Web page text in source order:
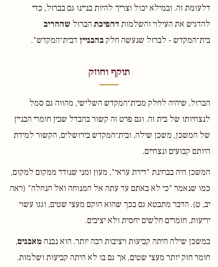
דלעומת זה. ובמילא יכול וצריך להיות בניינו גם בברזל, כדי
להדגיש את העילוי והשלמות דהפיכת הברזל שהחריב
בית־המקדש - לברזל שנעשה חלקבהבניין דבית־המקדש".
תוקף וחוזק
הברזל, שיהיה לחלק מבית־המקדש השלישי, מהווה גם סמל
לנצחיותו של בית זה. וגם פרט זה קשור בהבדל שבין חומרי הבניין
של המשכן, משכן שילה, ובית־המקדש בירושלים, הקשור למידת
היותם קבועים ונצחיים.
המשכן היה בבחינת "דירת עראי", מעון זמני שנודד ממקום למקום,
כמו שנאמר "כי לא באתם עד עתה אל המנוחה ואל הנחלה" (ראה
יב, ט). הדבר מתבטא גם בכך שהוא הוקם מעצי שטים, וגגו עשוי
יריעות, חומרים חלשים יחסית ולא יציבים.
במשכן שילה היתה קביעות ויציבות רבה יותר. הוא נבנה מאבנים,
חומר חזק יותר מעצי שטים, אך גם בו לא היתה קביעות ושלמות.